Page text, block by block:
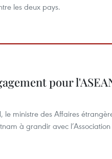
les deux pays.
pour
le ministre des Affaires
à grandir avec